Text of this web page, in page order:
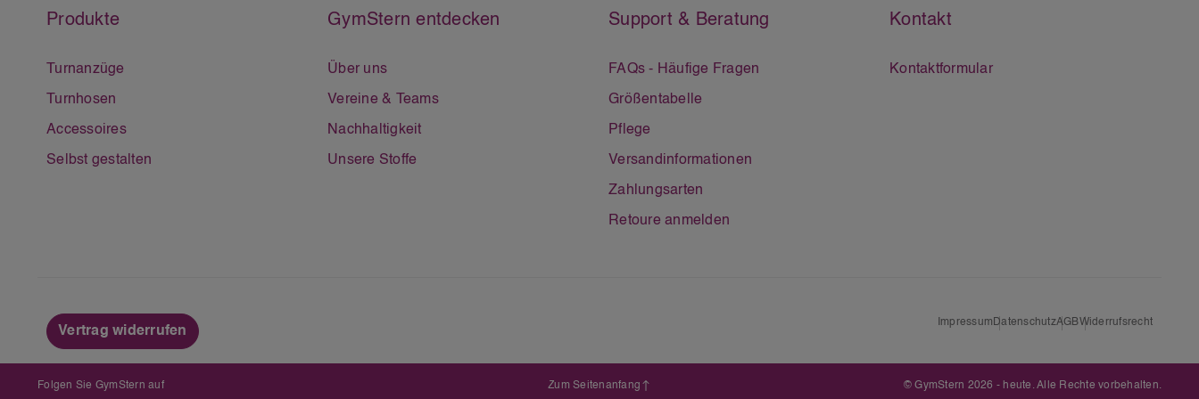
Produkte
Turnanzüge
Turnhosen
Accessoires
Selbst gestalten
GymStern entdecken
Über uns
Vereine & Teams
Nachhaltigkeit
Unsere Stoffe
Support & Beratung
FAQs - Häufige Fragen
Größentabelle
Pflege
Versandinformationen
Zahlungsarten
Retoure anmelden
Kontakt
Kontaktformular
Vertrag widerrufen
Impressum DatenschutzAGBWiderrufsrecht
Folgen Sie GymStern auf Zum Seitenanfang © GymStern 2026 - heute. Alle Rechte vorbehalten.